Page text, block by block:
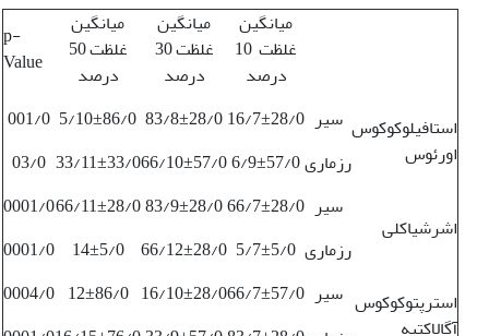
میانگین
غلظت 10
درصد
میانگین
غلظت 30
درصد
میانگین
غلظت 50
درصد
p-
Value
استافیلوکوکوس
اورئوس
سیر 16/7±28/0
83/8±28/0
5/10±86/0
001/0
رزماری6/9±57/0
66/10±57/0
33/11±33/0
03/0
اشرشیاکلی
سیر 66/7±28/0
83/9±28/0
66/11±28/0
0001/0
رزماری 5/7±5/0
66/12±28/0
14±5/0
0001/0
استرپتوکوکوس
آگالاکتیه
سیر 66/7±57/0
16/10±28/0
12±86/0
0004/0